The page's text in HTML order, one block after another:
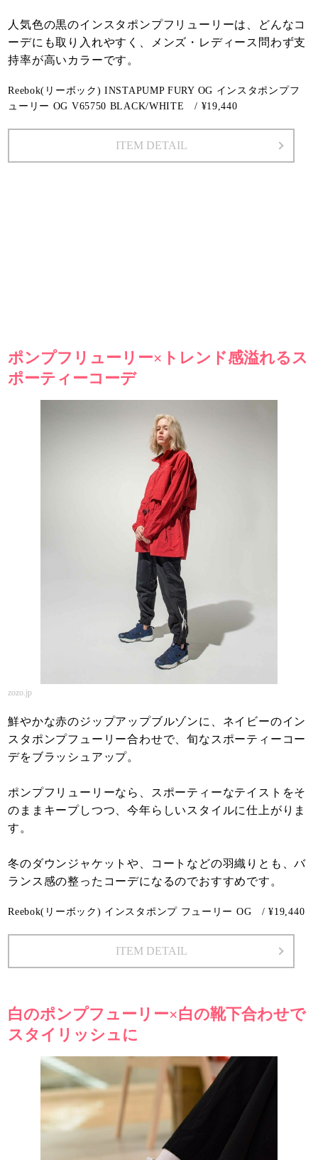
人気色の黒のインスタポンプフリューリーは、どんなコ
ーデにも取り入れやすく、メンズ・レディース問わず支
持率が高いカラーです。
Reebok(リーボック) INSTAPUMP FURY OG インスタポンプフ
ューリー OG V65750 BLACK/WHITE / ¥19,440
ITEM DETAIL
ポンプフリューリー×トレンド感溢れるス
ポーティーコーデ
zozo.jp
鮮やかな赤のジップアップブルゾンに、ネイビーのイン
スタポンプフューリー合わせで、旬なスポーティーコー
デをブラッシュアップ。
ポンプフリューリーなら、スポーティーなテイストをそ
のままキープしつつ、今年らしいスタイルに仕上がりま
す。
冬のダウンジャケットや、コートなどの羽織りとも、バ
ランス感の整ったコーデになるのでおすすめです。
Reebok(リーボック) インスタポンプ フューリー OG / ¥19,440
ITEM DETAIL
白のポンプフューリー×白の靴下合わせで
スタイリッシュに